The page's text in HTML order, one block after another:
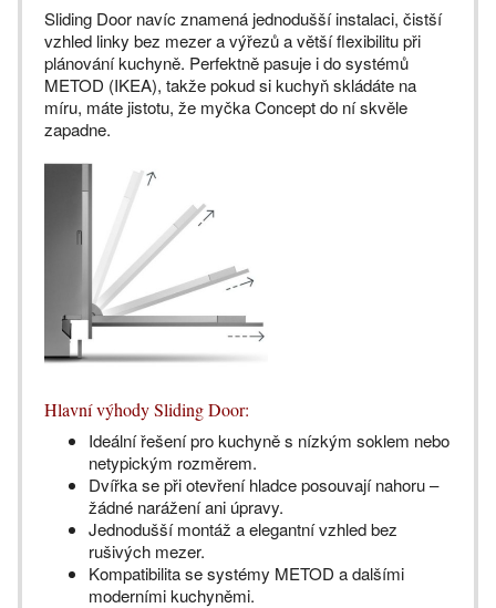
Sliding Door navíc znamená jednodušší instalaci, čistší
vzhled linky bez mezer a výřezů a větší flexibilitu při
plánování kuchyně. Perfektně pasuje i do systémů
METOD (IKEA), takže pokud si kuchyň skládáte na
míru, máte jistotu, že myčka Concept do ní skvěle
zapadne.
Hlavní výhody Sliding Door:
Ideální řešení pro kuchyně s nízkým soklem nebo
netypickým rozměrem.
Dvířka se při otevření hladce posouvají nahoru –
žádné narážení ani úpravy.
Jednodušší montáž a elegantní vzhled bez
rušivých mezer.
Kompatibilita se systémy METOD a dalšími
moderními kuchyněmi.